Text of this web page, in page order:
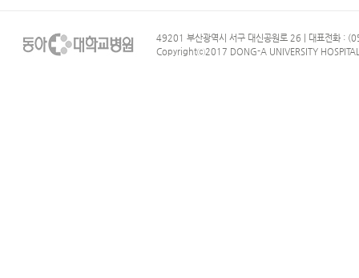
49201 부산광역시 서구 대신공원로 26 | 대표전화 :
Copyrightⓒ2017 DONG-A UNIVERSITY